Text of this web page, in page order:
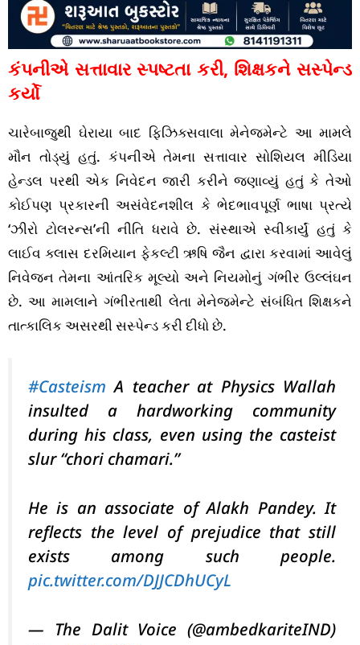
કંપનીએ સત્તાવાર સ્પષ્ટતા કરી, શિક્ષકને સસ્પેન્ડ
કર્યો
ચારેબાજુથી ઘેરાયા બાદ ફિઝિક્સવાલા મેનેજમેન્ટે આ મામલે
મૌન તોડ્યું હતું. કંપનીએ તેમના સત્તાવાર સોશિયલ મીડિયા
હેન્ડલ પરથી એક નિવેદન જારી કરીને જણાવ્યું હતું કે તેઓ
કોઈપણ પ્રકારની અસંવેદનશીલ કે ભેદભાવપૂર્ણ ભાષા પ્રત્યે
‘ઝીરો ટોલરન્સ’ની નીતિ ધરાવે છે. સંસ્થાએ સ્વીકાર્યું હતું કે
લાઈવ ક્લાસ દરમિયાન ફેકલ્ટી ઋષિ જૈન દ્વારા કરવામાં આવેલું
નિવેજન તેમના આંતરિક મૂલ્યો અને નિયમોનું ગંભીર ઉલ્લંઘન
છે. આ મામલાને ગંભીરતાથી લેતા મેનેજમેન્ટે સંબંધિત શિક્ષકને
તાત્કાલિક અસરથી સસ્પેન્ડ કરી દીધો છે.
#Casteism A teacher at Physics Wallah
insulted a hardworking community
during his class, even using the casteist
slur “chori chamari.”
He is an associate of Alakh Pandey. It
reflects the level of prejudice that still
exists among such people.
pic.twitter.com/DJJCDhUCyL
— The Dalit Voice (@ambedkariteIND)